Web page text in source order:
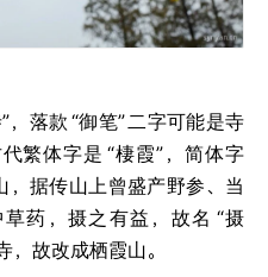
，落款 “御笔” 二字可能是寺
繁体字是 “棲霞”，简体字
据传山上曾盛产野参、当
药，摄之有益，故名 “摄
，故改成栖霞山。